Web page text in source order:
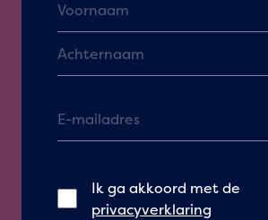
Ik ga akkoord met de
privacyverklaring